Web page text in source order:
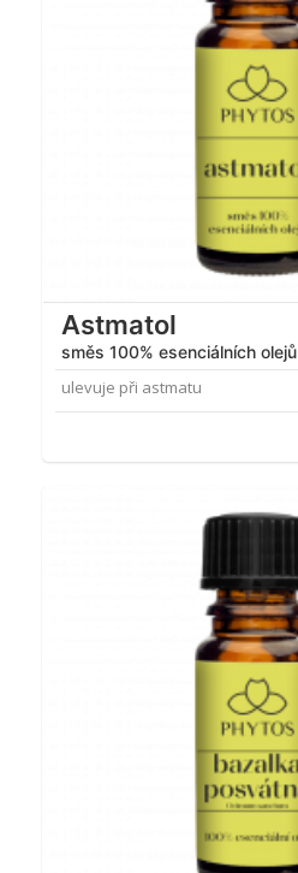
Astmatol
směs 100% esenciálních olejů
ulevuje při astmatu